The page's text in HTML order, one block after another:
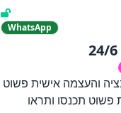
WhatsApp
והעצמה אישית פשוט
פשוט תכנסו ותראו